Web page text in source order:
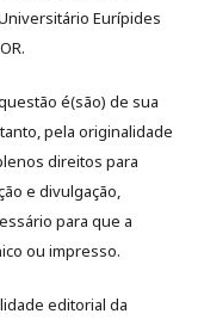
Eurípides
é(são) de sua
pela originalidade
direitos para
e divulgação,
para que a
ou impresso.
editorial da